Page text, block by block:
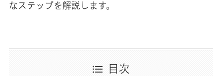
なステップを解説します。
目次